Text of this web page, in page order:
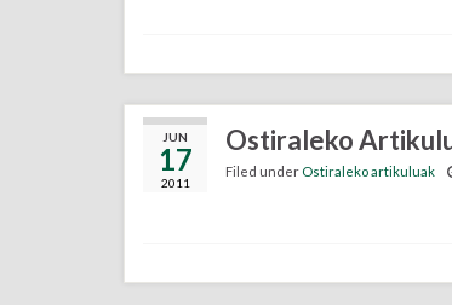
JUN
17
2011
Ostiraleko
Filed under Ostiraleko artikuluak